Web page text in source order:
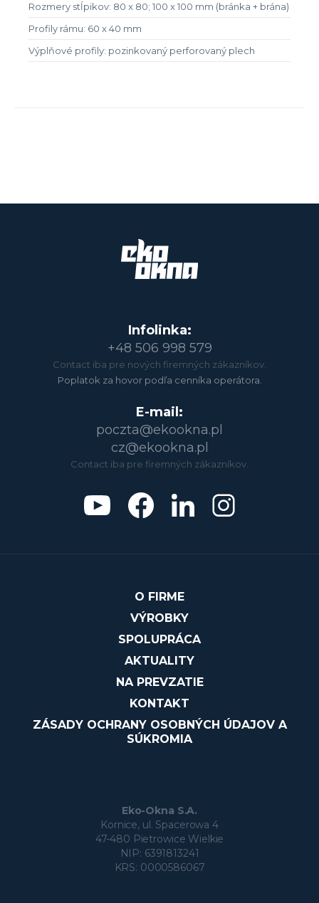
Rozmery stĺpikov: 80 x 80; 100 x 100 mm (bránka + brána)
Profily rámu: 60 x 40 mm
Výplňové profily: pozinkovaný perforovaný plech
Infolinka:
+48 506 998 579
Contact iba pre nových firemných zákazníkov.
Poplatok za hovor podľa cenníka operátora.
E-mail:
poczta@ekookna.pl
cz@ekookna.pl
Contact iba pre firemných zákazníkov.
O FIRME
VÝROBKY
SPOLUPRÁCA
AKTUALITY
NA PREVZATIE
KONTAKT
ZÁSADY OCHRANY OSOBNÝCH ÚDAJOV A
SÚKROMIA
Eko-Okna S.A.
Kornice, ul. Spacerowa 4
47-480 Pietrowice Wielkie
NIP: 6391813241
KRS: 0000586067